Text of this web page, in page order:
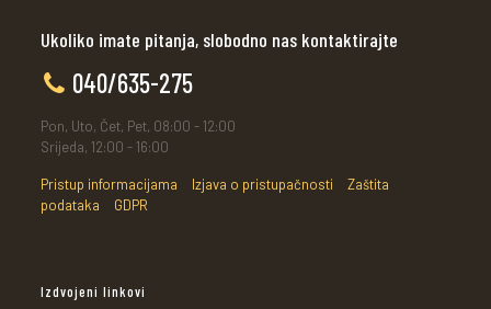
Ukoliko imate pitanja, slobodno nas kontaktirajte
040/635-275
Pon, Uto, Čet, Pet, 08:00 - 12:00
Srijeda, 12:00 - 16:00
Pristup informacijama Izjava o pristupačnosti
Zaštita
podataka
GDPR
Izdvojeni linkovi